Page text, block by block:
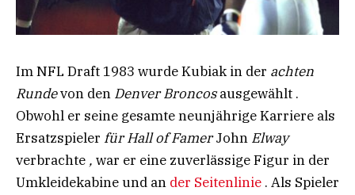
Im NFL Draft 1983 wurde Kubiak in der achten
Rundevon den Denver Broncosausgewählt .
Obwohl er seine gesamte neunjährige Karriere als
Ersatzspieler für Hall of FamerJohn Elway
verbrachte , war er eine zuverlässige Figur in der
Umkleidekabine und an der Seitenlinie . Als Spieler